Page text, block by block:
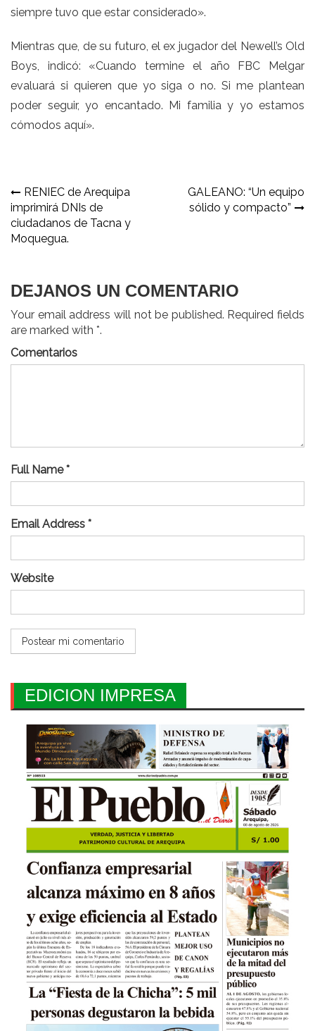
siempre tuvo que estar considerado».
Mientras que, de su futuro, el ex jugador del Newell’s Old
Boys, indicó: «Cuando termine el año FBC Melgar
evaluará si quieren que yo siga o no. Si me plantean
poder seguir, yo encantado. Mi familia y yo estamos
cómodos aquí».
Navegación
de
entradas
RENIEC de Arequipa
imprimirá DNIs de
ciudadanos de Tacna y
Moquegua.
GALEANO: “Un equipo
sólido y compacto”
DEJANOS UN COMENTARIO
Your email address will not be published. Required fields
are marked with *.
Comentarios
Full Name *
Email Address *
Website
EDICION IMPRESA